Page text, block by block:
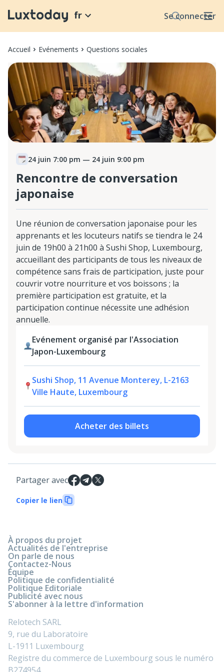
Se connecter
fr
Accueil Evénements Questions sociales
24 juin 7:00 pm — 24 juin 9:00 pm
Rencontre de conversation
japonaise
Une réunion de conversation japonaise pour les
apprenants et les locuteurs natifs se tiendra le 24
juin de 19h00 à 21h00 à Sushi Shop, Luxembourg,
accueillant des participants de tous les niveaux de
compétence sans frais de participation, juste pour
couvrir votre nourriture et vos boissons ; la
première participation est gratuite, et la
participation continue nécessite une adhésion
annuelle.
Evénement organisé par l'Association
Japon-Luxembourg
Sushi Shop, 11 Avenue Monterey, L-2163
Ville Haute, Luxembourg
Acheter des billets
Partager avec
Copier le lien
À propos du projet
Actualités de l'entreprise
On parle de nous
Contactez-Nous
Équipe
Politique de confidentialité
Politique Editoriale
Publicité avec nous
S'abonner à la lettre d'information
Relotech SARL
9, rue du Laboratoire
L-1911 Luxembourg
Registre du commerce de Luxembourg sous le numéro